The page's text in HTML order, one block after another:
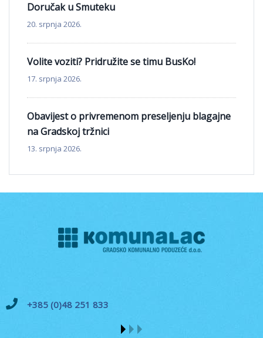
Doručak u Smuteku
20. srpnja 2026.
Volite voziti? Pridružite se timu BusKo!
17. srpnja 2026.
Obavijest o privremenom preseljenju blagajne
na Gradskoj tržnici
13. srpnja 2026.
+385 (0)48 251 833